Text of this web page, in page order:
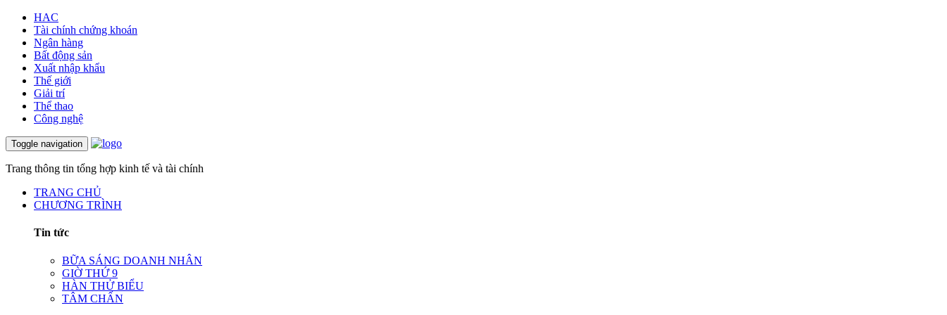
HAC
Tài chính chứng khoán
Ngân hàng
Bất động sản
Xuất nhập khẩu
Thế giới
Giải trí
Thể thao
Công nghệ
Toggle navigation
Trang thông tin tổng hợp kinh tế và tài chính
TRANG CHỦ
CHƯƠNG TRÌNH
Tin tức
BỮA SÁNG DOANH NHÂN
GIỜ THỨ 9
HÀN THỬ BIỂU
TÂM CHẤN